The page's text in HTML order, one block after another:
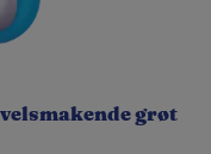
grøt